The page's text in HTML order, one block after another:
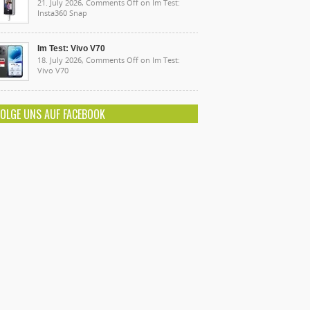
21. July 2026, Comments Off on Im Test:
Insta360 Snap
Im Test: Vivo V70
18. July 2026, Comments Off on Im Test:
Vivo V70
UNS AUF FACEBOOK